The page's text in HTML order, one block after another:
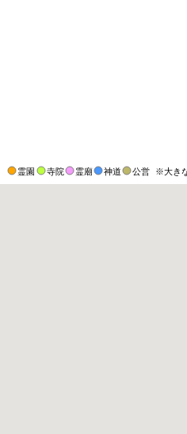
霊園 寺院 霊廟 神道 公営 ※大き